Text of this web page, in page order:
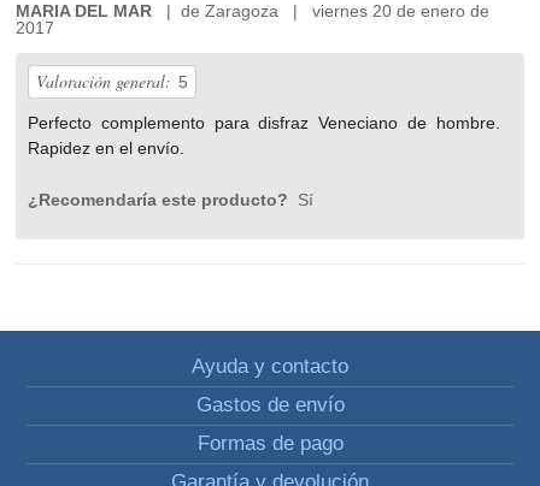
MARIA DEL MAR | de Zaragoza | viernes 20 de enero de
2017
Valoración general: 5
Perfecto complemento para disfraz Veneciano de hombre.
Rapidez en el envío.
¿Recomendaría este producto? Sí
Ayuda y contacto
Gastos de envío
Formas de pago